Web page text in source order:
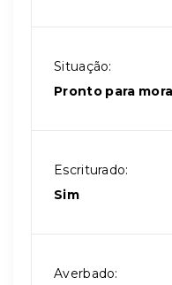
Situação:
Pronto para
Escriturado:
Sim
Averbado: